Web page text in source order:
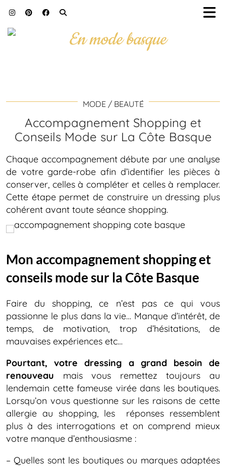
MODE / BEAUTÉ
Accompagnement Shopping et
Conseils Mode sur La Côte Basque
Chaque accompagnement débute par une analyse
de votre garde-robe afin d’identifier les pièces à
conserver, celles à compléter et celles à remplacer.
Cette étape permet de construire un dressing plus
cohérent avant toute séance shopping.
Mon accompagnement shopping et
conseils mode sur la Côte Basque
Faire du shopping, ce n’est pas ce qui vous
passionne le plus dans la vie… Manque d’intérêt, de
temps, de motivation, trop d’hésitations, de
mauvaises expériences etc…
Pourtant, votre dressing a grand besoin de
renouveau mais vous remettez toujours au
lendemain cette fameuse virée dans les boutiques.
Lorsqu’on vous questionne sur les raisons de cette
allergie au shopping, les réponses ressemblent
plus à des interrogations et on comprend mieux
votre manque d’enthousiasme :
– Quelles sont les boutiques ou marques adaptées